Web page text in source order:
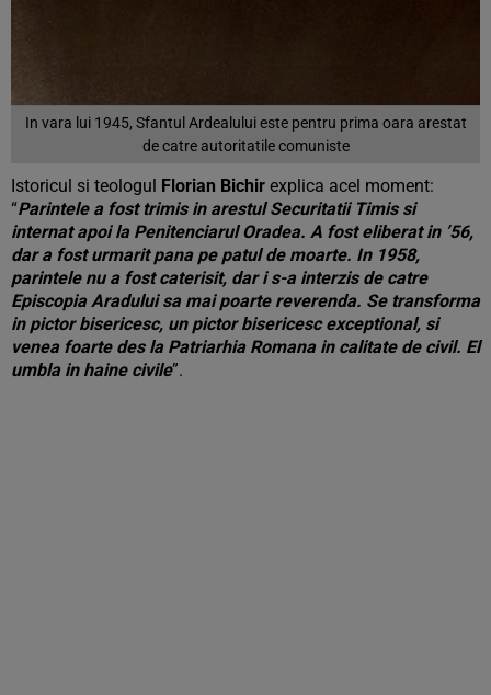
In vara lui 1945, Sfantul Ardealului este pentru prima oara arestat
de catre autoritatile comuniste
Istoricul si teologul Florian Bichir explica acel moment:
“Parintele a fost trimis in arestul Securitatii Timis si
internat apoi la Penitenciarul Oradea. A fost eliberat in ’56,
dar a fost urmarit pana pe patul de moarte. In 1958,
parintele nu a fost caterisit, dar i s-a interzis de catre
Episcopia Aradului sa mai poarte reverenda. Se transforma
in pictor bisericesc, un pictor bisericesc exceptional, si
venea foarte des la Patriarhia Romana in calitate de civil. El
umbla in haine civile”.